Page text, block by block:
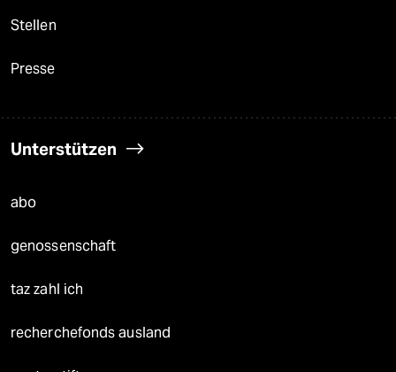
Stellen
Presse
Unterstützen
abo
genossenschaft
taz zahl ich
recherchefonds ausland